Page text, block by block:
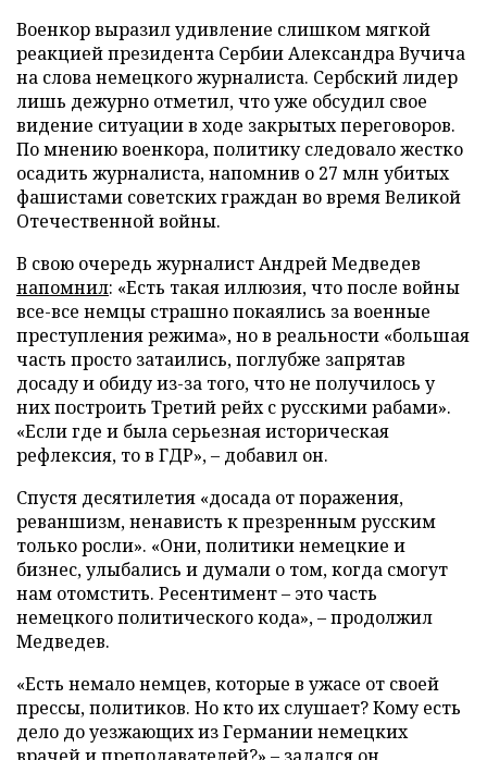
Военкор выразил удивление слишком мягкой
реакцией президента Сербии Александра Вучича
на слова немецкого журналиста. Сербский лидер
лишь дежурно отметил, что уже обсудил свое
видение ситуации в ходе закрытых переговоров.
По мнению военкора, политику следовало жестко
осадить журналиста, напомнив о 27 млн убитых
фашистами советских граждан во время Великой
Отечественной войны.
В свою очередь журналист Андрей Медведев
напомнил: «Есть такая иллюзия, что после войны
все-все немцы страшно покаялись за военные
преступления режима», но в реальности «большая
часть просто затаились, поглубже запрятав
досаду и обиду из-за того, что не получилось у
них построить Третий рейх с русскими рабами».
«Если где и была серьезная историческая
рефлексия, то в ГДР», – добавил он.
Спустя десятилетия «досада от поражения,
реваншизм, ненависть к презренным русским
только росли». «Они, политики немецкие и
бизнес, улыбались и думали о том, когда смогут
нам отомстить. Ресентимент – это часть
немецкого политического кода», – продолжил
Медведев.
«Есть немало немцев, которые в ужасе от своей
прессы, политиков. Но кто их слушает? Кому есть
дело до уезжающих из Германии немецких